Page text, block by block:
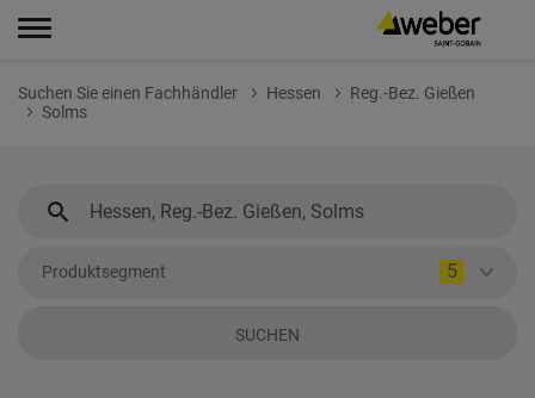
Suchen Sie einen Fachhändler Hessen
Reg.-Bez. Gießen
Solms
Produktsegment 5
SUCHEN